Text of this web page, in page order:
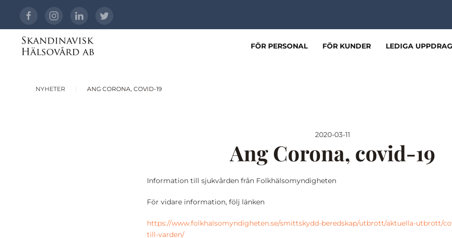
FÖR PERSONAL FÖR KUNDER LEDIGA UPPDRAG
NYHETER ANG CORONA, COVID-19
2020-03-11
Ang Corona, covid-19
Information till sjukvården från Folkhälsomyndigheten
För vidare information, följ länken
https://www.folkhalsomyndigheten.se/smittskydd-beredskap/utbrott/aktuella-utbrott/
till-varden/